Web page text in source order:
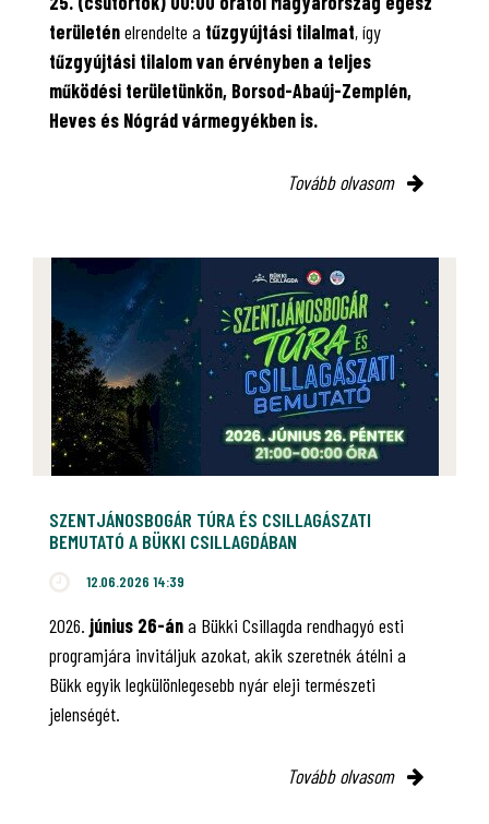
területénelrendelte a tűzgyújtási tilalmat, így
tűzgyújtási tilalom van érvényben a teljes
működési területünkön, Borsod-Abaúj-Zemplén,
Heves és Nógrád vármegyékben is.
Tovább olvasom
SZENTJÁNOSBOGÁR TÚRA ÉS CSILLAGÁSZATI
BEMUTATÓ A BÜKKI CSILLAGDÁBAN
12.06.2026 14:39
2026. június 26-ána Bükki Csillagda rendhagyó esti
programjára invitáljuk azokat, akik szeretnék átélni a
Bükk egyik legkülönlegesebb nyár eleji természeti
jelenségét.
Tovább olvasom